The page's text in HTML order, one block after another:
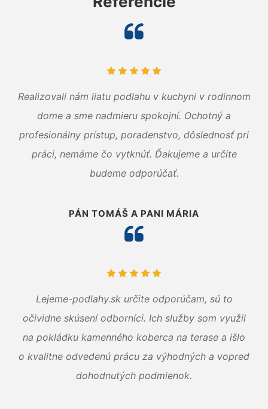
Realizovali nám liatu podlahu v kuchyni v rodinnom
dome a sme nadmieru spokojní. Ochotný a
profesionálny prístup, poradenstvo, dôslednosť pri
práci, nemáme čo vytknúť. Ďakujeme a určite
budeme odporúčať.
PÁN TOMÁŠ A PANI MÁRIA
Lejeme-podlahy.sk určite odporúčam, sú to
očividne skúsení odborníci. Ich služby som využil
na pokládku kamenného koberca na terase a išlo
o kvalitne odvedenú prácu za výhodných a vopred
dohodnutých podmienok.